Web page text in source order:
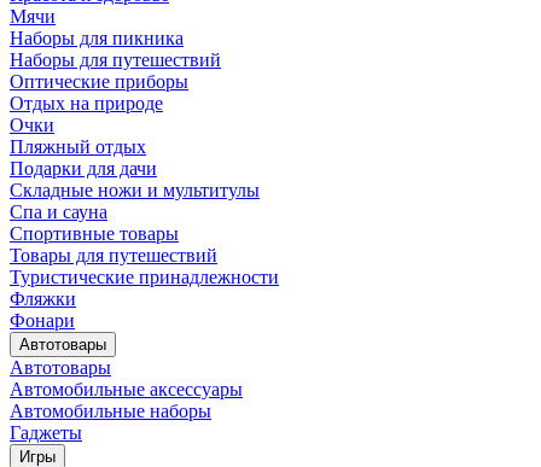
Мячи
Наборы для пикника
Наборы для путешествий
Оптические приборы
Отдых на природе
Очки
Пляжный отдых
Подарки для дачи
Складные ножи и мультитулы
Спа и сауна
Спортивные товары
Товары для путешествий
Туристические принадлежности
Фляжки
Фонари
Автотовары
Автотовары
Автомобильные аксессуары
Автомобильные наборы
Гаджеты
Игры